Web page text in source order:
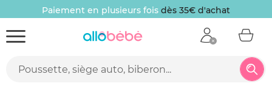
Paiement en plusieurs fois dès 35€ d'achat